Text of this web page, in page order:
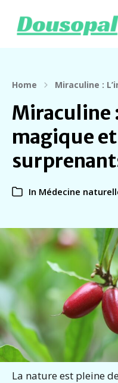
Home Miraculine :
Miraculine
magique
In Médecine
La nature est pleine